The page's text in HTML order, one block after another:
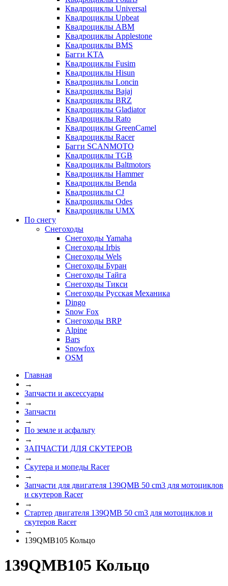
Квадроциклы Universal
Квадроциклы Upbeat
Квадроциклы ABM
Квадроциклы Applestone
Квадроциклы BMS
Багги KTA
Квадроциклы Fusim
Квадроциклы Hisun
Квадроциклы Loncin
Квадроциклы Bajaj
Квадроциклы BRZ
Квадроциклы Gladiator
Квадроциклы Rato
Квадроциклы GreenCamel
Квадроциклы Racer
Багги SCANMOTO
Квадроциклы TGB
Квадроциклы Baltmotors
Квадроциклы Hammer
Квадроциклы Benda
Квадроциклы CJ
Квадроциклы Odes
Квадроциклы UMX
По снегу
Снегоходы
Снегоходы Yamaha
Снегоходы Irbis
Снегоходы Wels
Снегоходы Буран
Снегоходы Тайга
Снегоходы Тикси
Снегоходы Русская Механика
Dingo
Snow Fox
Снегоходы BRP
Alpine
Bars
Snowfox
OSM
Главная
→
Запчасти и аксессуары
→
Запчасти
→
По земле и асфальту
→
ЗАПЧАСТИ ДЛЯ СКУТЕРОВ
→
Скутера и мопеды Racer
→
Запчасти для двигателя 139QMB 50 cm3 для мотоциклов
и скутеров Racer
→
Стартер двигателя 139QMB 50 cm3 для мотоциклов и
скутеров Racer
→
139QMB105 Кольцо
139QMB105 Кольцо